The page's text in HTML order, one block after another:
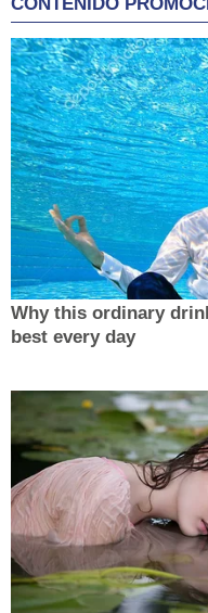
Why this ordinary
best every day